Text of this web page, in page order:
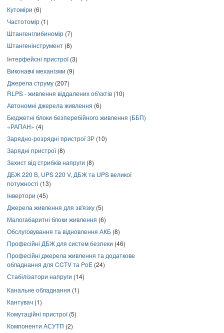
Кутоміри (6)
Частотомір (1)
Штангенглибиномір (7)
Штангенінструмент (8)
Інтерфейсні пристрої(3)
Виконавчі механізми (9)
Джерела струму (207)
RLPS - живлення віддалених об'єктів (10)
Автономні джерела живлення (6)
Бюджетні блоки безперебійного живлення (ББП)
«РАПАН» (4)
Зарядно-розрядні пристрої ЗР (10)
Зарядні пристрої(8)
Захист від стрибків напруги (8)
ДБЖ 220 В, UPS 220 V, ДБЖ та UPS великої
потужності (13)
Інвертори (45)
Джерела живлення для зв'язку (5)
Малогабаритні блоки живлення (6)
Обслуговування та відновлення АКБ (8)
Професійні ДБЖ для систем безпеки (46)
Професійні джерела живлення та додаткове
обладнання для CCTV та PoE (24)
Стабілізатори напруги (14)
Канальне обладнання (1)
Кантувач (1)
Комутаційні пристрої(5)
Компоненти АСУТП (2)